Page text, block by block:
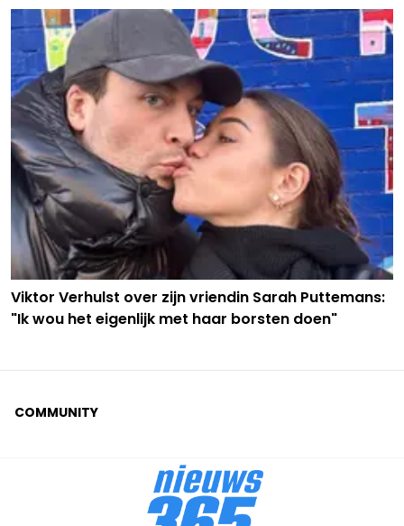
Viktor Verhulst over zijn vriendin Sarah Puttemans:
"Ik wou het eigenlijk met haar borsten doen"
COMMUNITY